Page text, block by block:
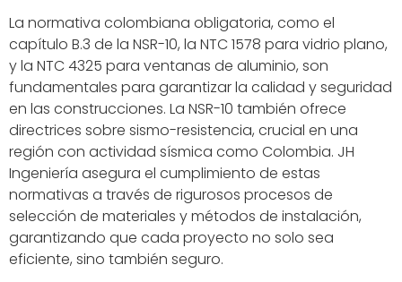
La normativa colombiana obligatoria, como el
capítulo B.3 de la NSR-10, la NTC 1578 para vidrio plano,
y la NTC 4325 para ventanas de aluminio, son
fundamentales para garantizar la calidad y seguridad
en las construcciones. La NSR-10 también ofrece
directrices sobre sismo-resistencia, crucial en una
región con actividad sísmica como Colombia. JH
Ingeniería asegura el cumplimiento de estas
normativas a través de rigurosos procesos de
selección de materiales y métodos de instalación,
garantizando que cada proyecto no solo sea
eficiente, sino también seguro.